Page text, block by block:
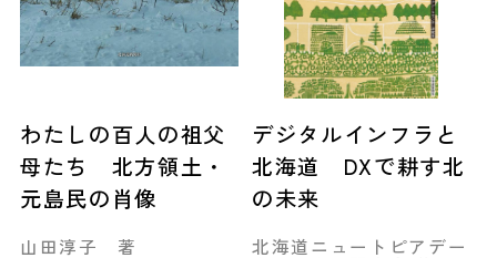
わたしの百人の祖父
母たち 北方領土・
元島民の肖像
山田淳子 著
デジタルインフラと
北海道 DXで耕す北
の未来
北海道ニュートピアデー